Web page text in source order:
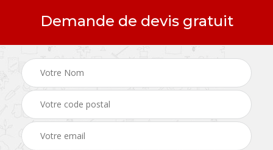
Demande de devis gratuit